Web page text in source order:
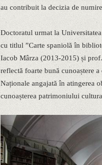
au contribuit la decizia de
Doctoratul urmat la
cu titlul ”Carte spaniolă în
Iacob Mârza (2013-2015) și
reflectă foarte bună cunoaștere
Naționale angajată în atingerea
cunoașterea patrimoniului